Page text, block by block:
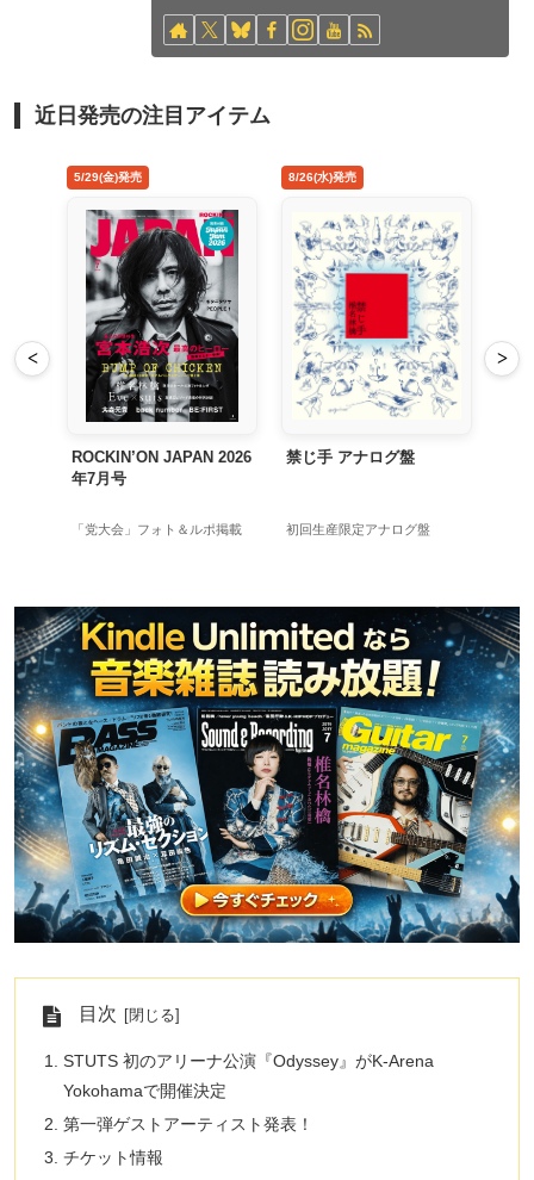
近日発売の注目アイテム
<
4/22(水)発売
MAD HOPE Japan Tour
長岡亮介＆三浦淳悟参加
5/29(金)発売
ROCKIN’ON JAPAN 2026
「党大会」フォト＆ルポ掲載
>
目次
STUTS 初のアリーナ公演『Odyssey』がK-Arena
Yokohamaで開催決定
第一弾ゲストアーティスト発表！
チケット情報